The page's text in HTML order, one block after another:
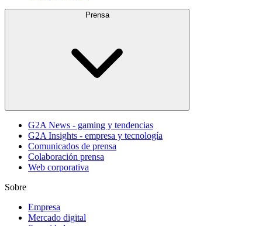
Prensa
G2A News - gaming y tendencias
G2A Insights - empresa y tecnología
Comunicados de prensa
Colaboración prensa
Web corporativa
Sobre
Empresa
Mercado digital